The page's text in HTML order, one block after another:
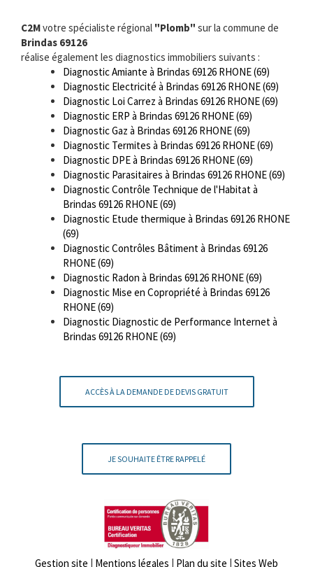
C2Mvotre spécialiste régional "Plomb" sur la commune de
Brindas 69126
réalise également les diagnostics immobiliers suivants :
Diagnostic Amiante à Brindas 69126 RHONE (69)
Diagnostic Electricité à Brindas 69126 RHONE (69)
Diagnostic Loi Carrez à Brindas 69126 RHONE (69)
Diagnostic ERP à Brindas 69126 RHONE (69)
Diagnostic Gaz à Brindas 69126 RHONE (69)
Diagnostic Termites à Brindas 69126 RHONE (69)
Diagnostic DPE à Brindas 69126 RHONE (69)
Diagnostic Parasitaires à Brindas 69126 RHONE (69)
Diagnostic Contrôle Technique de l'Habitat à
Brindas 69126 RHONE (69)
Diagnostic Etude thermique à Brindas 69126 RHONE
(69)
Diagnostic Contrôles Bâtiment à Brindas 69126
RHONE (69)
Diagnostic Radon à Brindas 69126 RHONE (69)
Diagnostic Mise en Copropriété à Brindas 69126
RHONE (69)
Diagnostic Diagnostic de Performance Internet à
Brindas 69126 RHONE (69)
ACCÈS À LA DEMANDE DE DEVIS GRATUIT
JE SOUHAITE ÊTRE RAPPELÉ
Gestion site Mentions légales Plan du site Sites Web